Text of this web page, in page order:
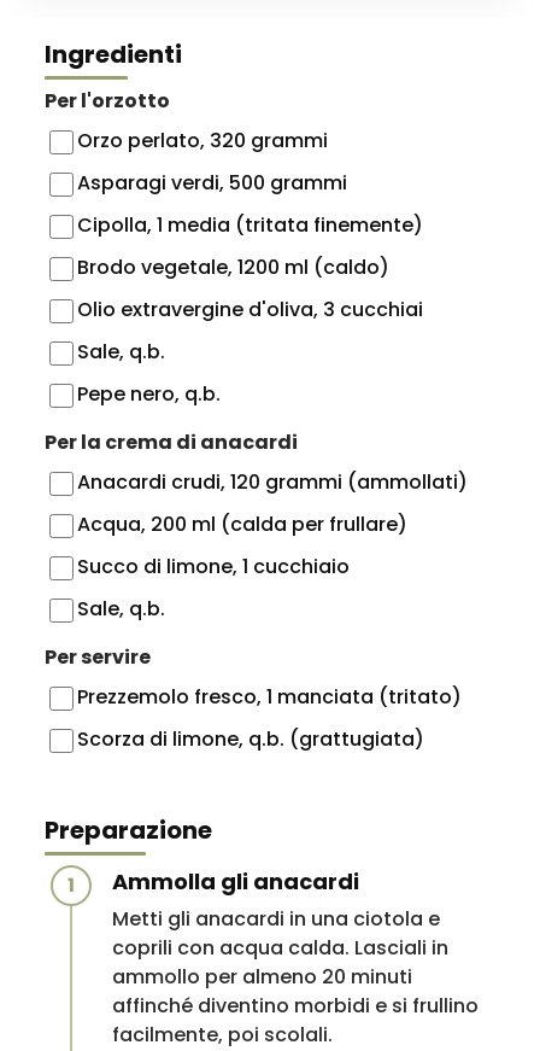
Ingredienti
Per l'orzotto
Orzo perlato, 320 grammi
Asparagi verdi, 500 grammi
Cipolla, 1 media (tritata finemente)
Brodo vegetale, 1200 ml (caldo)
Olio extravergine d'oliva, 3 cucchiai
Sale, q.b.
Pepe nero, q.b.
Per la crema di anacardi
Anacardi crudi, 120 grammi (ammollati)
Acqua, 200 ml (calda per frullare)
Succo di limone, 1 cucchiaio
Sale, q.b.
Per servire
Prezzemolo fresco, 1 manciata (tritato)
Scorza di limone, q.b. (grattugiata)
Preparazione
1 Ammolla gli anacardi
Metti gli anacardi in una ciotola e
coprili con acqua calda. Lasciali in
ammollo per almeno 20 minuti
affinché diventino morbidi e si frullino
facilmente, poi scolali.